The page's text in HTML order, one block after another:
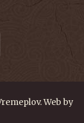
Web by